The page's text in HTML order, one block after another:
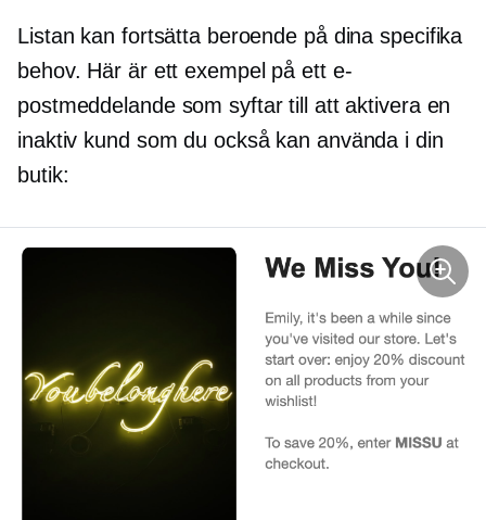
Listan kan fortsätta beroende på dina specifika
behov. Här är ett exempel på ett e-
postmeddelande som syftar till att aktivera en
inaktiv kund som du också kan använda i din
butik: